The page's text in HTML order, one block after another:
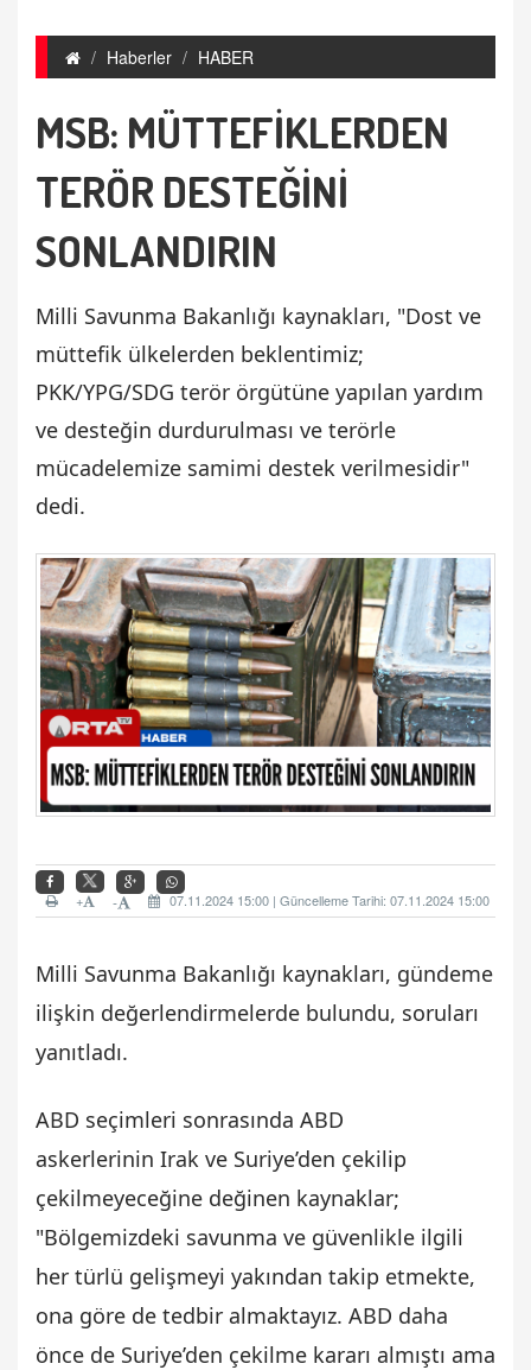
Haberler HABER
MSB: MÜTTEFİKLERDEN
TERÖR DESTEĞİNİ
SONLANDIRIN
Milli Savunma Bakanlığı kaynakları, "Dost ve
müttefik ülkelerden beklentimiz;
PKK/YPG/SDG terör örgütüne yapılan yardım
ve desteğin durdurulması ve terörle
mücadelemize samimi destek verilmesidir"
dedi.
07.11.2024 15:00 | Güncelleme Tarihi: 07.11.2024 15:00
-
+
Milli Savunma Bakanlığı kaynakları, gündeme
ilişkin değerlendirmelerde bulundu, soruları
yanıtladı.
ABD seçimleri sonrasında ABD
askerlerinin Irak ve Suriye’den çekilip
çekilmeyeceğine değinen kaynaklar;
"Bölgemizdeki savunma ve güvenlikle ilgili
her türlü gelişmeyi yakından takip etmekte,
ona göre de tedbir almaktayız. ABD daha
önce de Suriye’den çekilme kararı almıştı ama